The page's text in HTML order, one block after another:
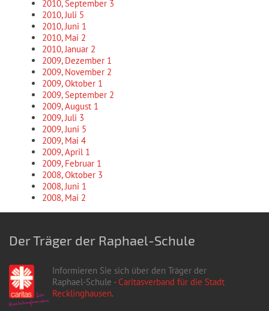
2010, September 3
2010, Juli 5
2010, Juni 1
2010, Mai 2
2010, Januar 2
2009, Dezember 1
2009, November 2
2009, Oktober 1
2009, September 2
2009, August 1
2009, Juli 3
2009, Juni 5
2009, Mai 4
2009, April 1
2009, Februar 1
2008, Oktober 3
2008, Juni 1
2008, Mai 2
Der Träger der Raphael-Schule
Informieren Sie sich über den Träger der
Raphael-Schule -Caritasverband für die Stadt
Recklinghausen.